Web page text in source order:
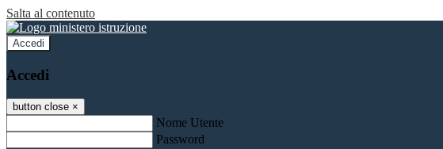
Salta al contenuto
Accedi
Accedi
button close ×
Nome Utente
Password